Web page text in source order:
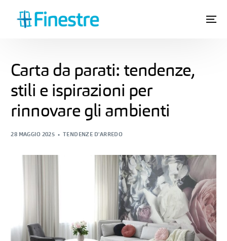
Carta da parati: tendenze,
stili e ispirazioni per
rinnovare gli ambienti
28 MAGGIO 2025 TENDENZE D'ARREDO